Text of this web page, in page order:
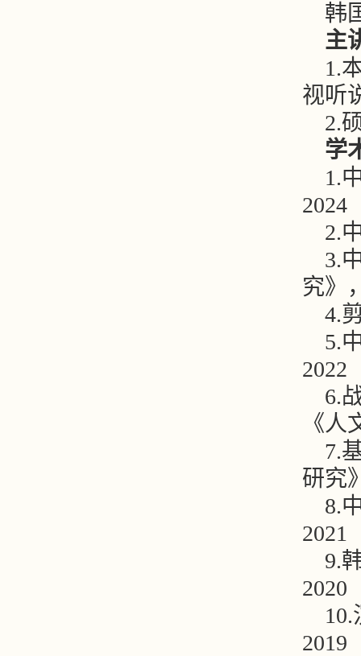
韩
主
1.
视听
2.
学
1.
2024
2.
3.
究》
4.
5.
2022
6.
《
7.
研究
8.
2021
9.
2020
2019